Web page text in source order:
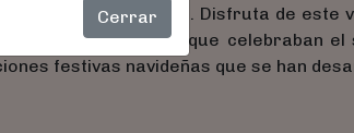
Cerrar
para todos nosotros. Disfruta de este
antiguas ceremonias que celebraban
festivas navideñas que se han